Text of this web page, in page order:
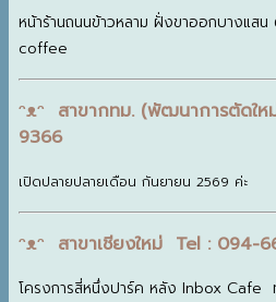
หน้าร้านถนนข้าวหลาม ฝั่งขาออกบางแส
coffee
ᵔᴥᵔ สาขากทม. (พัฒนาการตัดใ
9366
เปิดปลายปลายเดือน กันยายน 2569 ค่ะ
ᵔᴥᵔ สาขาเชียงใหม่ Tel : 094-
โครงการสี่หนึ่งปาร์ค หลัง Inbox Cafe